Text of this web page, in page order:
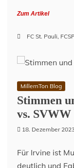
Zum Artikel
FC St. Pauli, FCSP
MillernTon Blog
Stimmen
vs. SVWW
18. Dezember
Für Irvine ist
deutlich und